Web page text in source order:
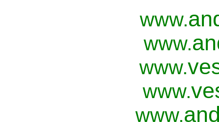
www.
www.
www.
www.
www.